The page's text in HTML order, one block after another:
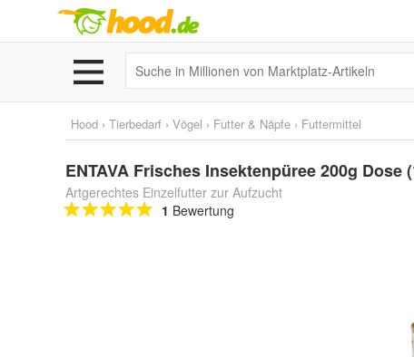
Hood › Tierbedarf › Vögel › Futter & Näpfe › Futtermittel
ENTAVA Frisches Insektenpüree 200g
Artgerechtes Einzelfutter zur Aufzucht
1 Bewertung